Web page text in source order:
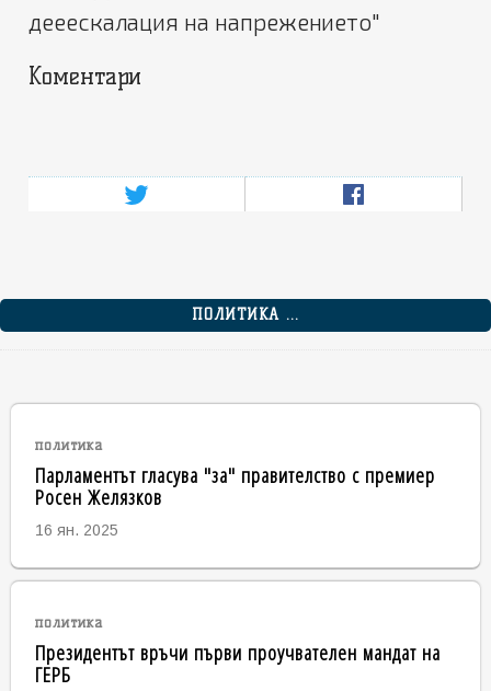
дееескалация на напрежението"
Коментари
ПОЛИТИКА ...
политика
Парламентът гласува "за" правителство с премиер
Росен Желязков
16 ян. 2025
политика
Президентът връчи първи проучвателен мандат на
ГЕРБ